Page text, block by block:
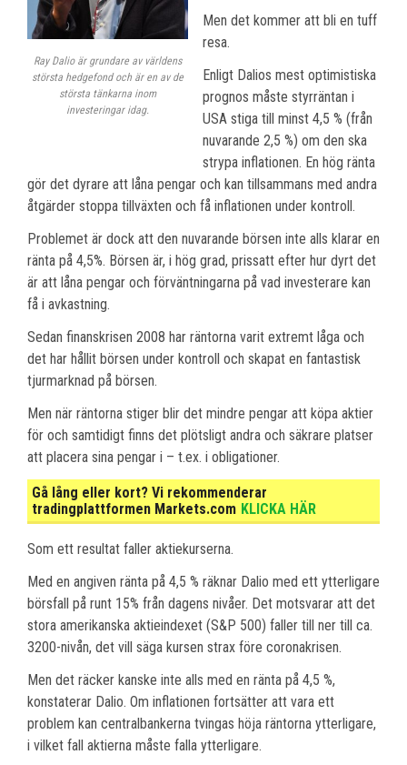
Ray Dalio är grundare av världens
största hedgefond och är en av de
största tänkarna inom
investeringar idag.
Men det kommer att bli en tuff
resa.
Enligt Dalios mest optimistiska
prognos måste styrräntan i
USA stiga till minst 4,5 % (från
nuvarande 2,5 %) om den ska
strypa inflationen. En hög ränta
gör det dyrare att låna pengar och kan tillsammans med andra
åtgärder stoppa tillväxten och få inflationen under kontroll.
Problemet är dock att den nuvarande börsen inte alls klarar en
ränta på 4,5%. Börsen är, i hög grad, prissatt efter hur dyrt det
är att låna pengar och förväntningarna på vad investerare kan
få i avkastning.
Sedan finanskrisen 2008 har räntorna varit extremt låga och
det har hållit börsen under kontroll och skapat en fantastisk
tjurmarknad på börsen.
Men när räntorna stiger blir det mindre pengar att köpa aktier
för och samtidigt finns det plötsligt andra och säkrare platser
att placera sina pengar i – t.ex. i obligationer.
Gå lång eller kort? Vi rekommenderar
tradingplattformen Markets.com KLICKA HÄR
Som ett resultat faller aktiekurserna.
Med en angiven ränta på 4,5 % räknar Dalio med ett ytterligare
börsfall på runt 15% från dagens nivåer. Det motsvarar att det
stora amerikanska aktieindexet (S&P 500) faller till ner till ca.
3200-nivån, det vill säga kursen strax före coronakrisen.
Men det räcker kanske inte alls med en ränta på 4,5 %,
konstaterar Dalio. Om inflationen fortsätter att vara ett
problem kan centralbankerna tvingas höja räntorna ytterligare,
i vilket fall aktierna måste falla ytterligare.